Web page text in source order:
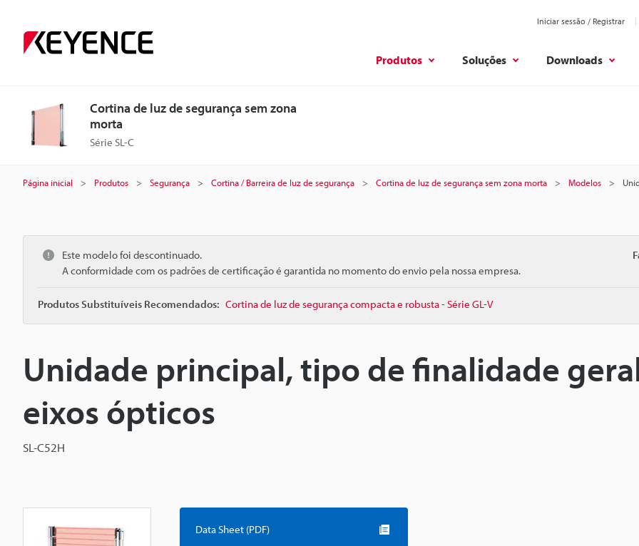
Iniciar sessão / Registrar
Produtos Soluções Downloads
Cortina de luz de segurança sem zona
morta
Série SL-C
Página inicial Produtos Segurança Cortina / Barreira de luz de segurança Cortina de luz de segurança sem zona morta Modelos
Este modelo foi descontinuado.
A conformidade com os padrões de certificação é garantida no momento do envio pela nossa empresa.
Produtos Substituíveis Recomendados: Cortina de luz de segurança compacta e robusta - Série GL-V
Unidade principal, tipo de finalidade
eixos ópticos
SL-C52H
Data Sheet (PDF)